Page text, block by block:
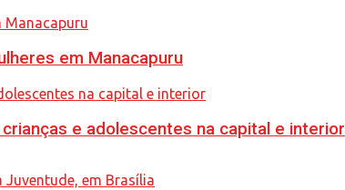
em Manacapuru
e adolescentes na capital e interior